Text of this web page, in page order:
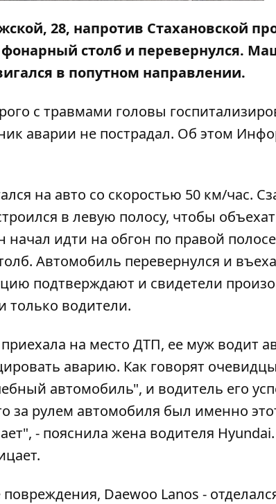
28, напротив Стахановской
столб и перевернулся.
в попутном направлении.
с травмами головы
аварии не пострадал. Об этом
на авто со скоростью 50 км/час.
в левую полосу, чтобы
идти на обгон по правой
Автомобиль перевернулся и
подтверждают и свидетели
только водители.
на место ДТП, ее муж водит
аварию. Как говорят
автомобиль", и водитель его
за рулем автомобиля был именно
- пояснила жена водителя
Daewoo Lanos -